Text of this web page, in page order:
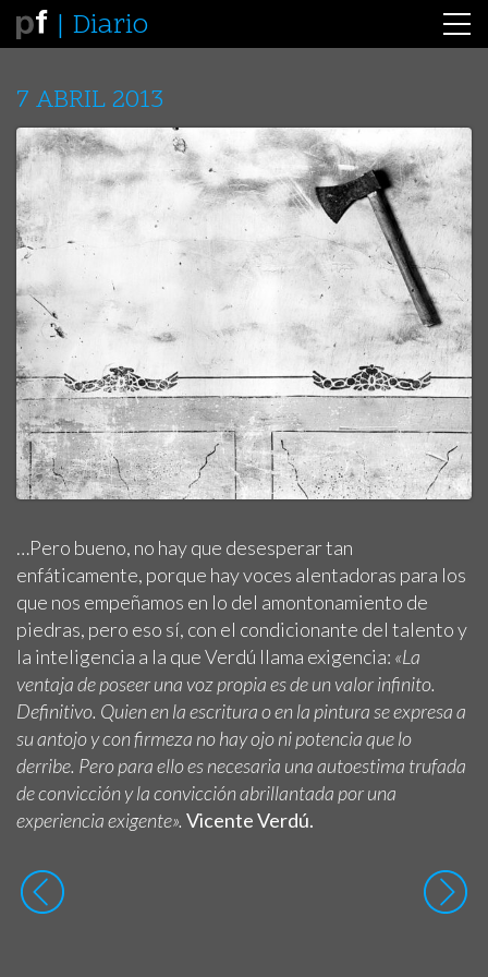
Diario
7 ABRIL 2013
…Pero bueno, no hay que desesperar tan
enfáticamente, porque hay voces alentadoras para los
que nos empeñamos en lo del amontonamiento de
piedras, pero eso sí, con el condicionante del talento y
la inteligencia a la que Verdú llama exigencia: «La
ventaja de poseer una voz propia es de un valor infinito.
Definitivo. Quien en la escritura o en la pintura se expresa a
su antojo y con firmeza no hay ojo ni potencia que lo
derribe. Pero para ello es necesaria una autoestima trufada
de convicción y la convicción abrillantada por una
experiencia exigente». Vicente Verdú.